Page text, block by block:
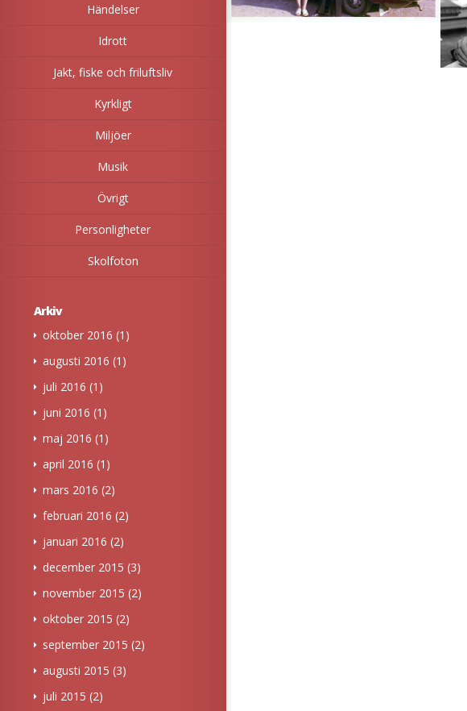
Händelser
Idrott
Jakt, fiske och friluftsliv
Kyrkligt
Miljöer
Musik
Övrigt
Personligheter
Skolfoton
Arkiv
oktober 2016 (1)
augusti 2016 (1)
juli 2016 (1)
juni 2016 (1)
maj 2016 (1)
april 2016 (1)
mars 2016 (2)
februari 2016 (2)
januari 2016 (2)
december 2015 (3)
november 2015 (2)
oktober 2015 (2)
september 2015 (2)
augusti 2015 (3)
juli 2015 (2)